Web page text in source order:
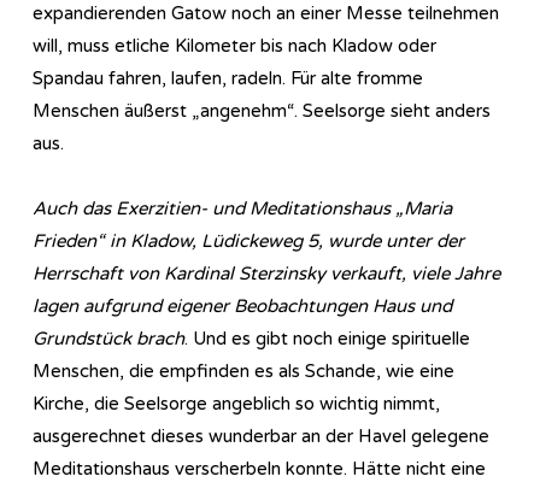
expandierenden Gatow noch an einer Messe teilnehmen
will, muss etliche Kilometer bis nach Kladow oder
Spandau fahren, laufen, radeln. Für alte fromme
Menschen äußerst „angenehm“. Seelsorge sieht anders
aus.
Auch das Exerzitien- und Meditationshaus „Maria
Frieden“ in Kladow, Lüdickeweg 5, wurde unter der
Herrschaft von Kardinal Sterzinsky verkauft, viele Jahre
lagen aufgrund eigener Beobachtungen Haus und
Grundstück brach. Und es gibt noch einige spirituelle
Menschen, die empfinden es als Schande, wie eine
Kirche, die Seelsorge angeblich so wichtig nimmt,
ausgerechnet dieses wunderbar an der Havel gelegene
Meditationshaus verscherbeln konnte. Hätte nicht eine